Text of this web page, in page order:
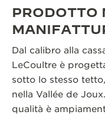
PRODOTTO
Dal calibro alla
LeCoultre è
sotto lo stesso
nella Vallée de
qualità è